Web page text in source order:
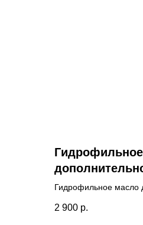
очищения
Гидрофильное масло
любого типа
2 900 р.